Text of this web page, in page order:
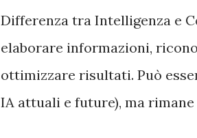
Differenza tra Intelligenza e
elaborare informazioni,
ottimizzare risultati. Può
IA attuali e future), ma